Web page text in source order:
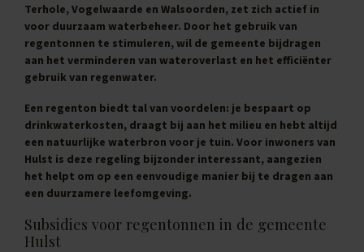
Terhole, Vogelwaarde en Walsoorden, zet zich actief in
voor duurzaam waterbeheer. Door het gebruik van
regentonnen te stimuleren, wil de gemeente bijdragen
aan het verminderen van wateroverlast en het efficiënter
gebruik van regenwater.
Een regenton biedt tal van voordelen: je bespaart op
drinkwaterkosten, draagt bij aan het milieu en hebt altijd
een natuurlijke waterbron voor je tuin. Voor inwoners van
Hulst is deze regeling bijzonder interessant, aangezien
het helpt om op een eenvoudige manier bij te dragen aan
een duurzamere leefomgeving.
Subsidies voor regentonnen in de gemeente
Hulst